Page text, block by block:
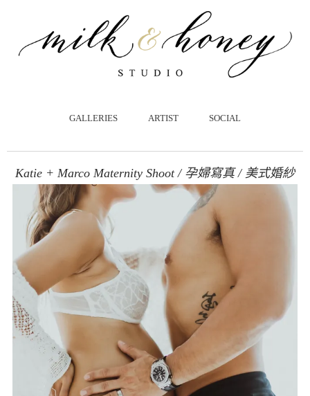
GALLERIES ARTIST SOCIAL
Katie + Marco Maternity Shoot / 孕婦寫真 / 美式婚紗